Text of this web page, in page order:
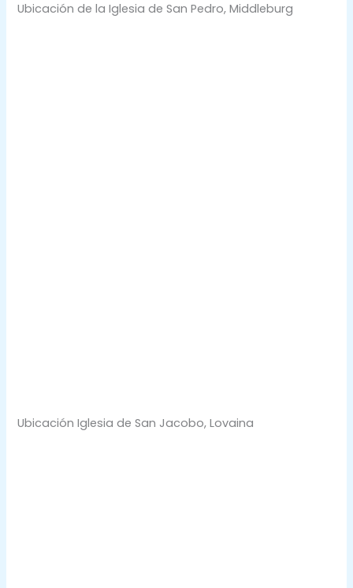
Ubicación de la Iglesia de San Pedro, Middleburg
Ubicación Iglesia de San Jacobo, Lovaina